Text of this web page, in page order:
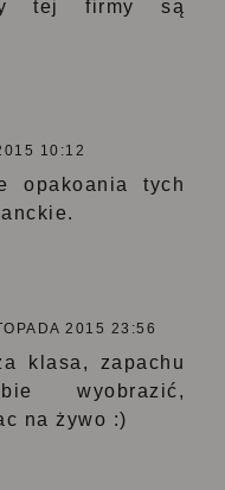
tej firmy są
10:12
opakoania tych
2015 23:56
klasa, zapachu
wyobrazić,
na żywo :)